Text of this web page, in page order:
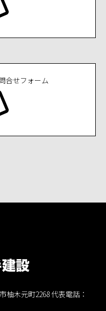
合せフォーム
柚木元町2268 代表電話：